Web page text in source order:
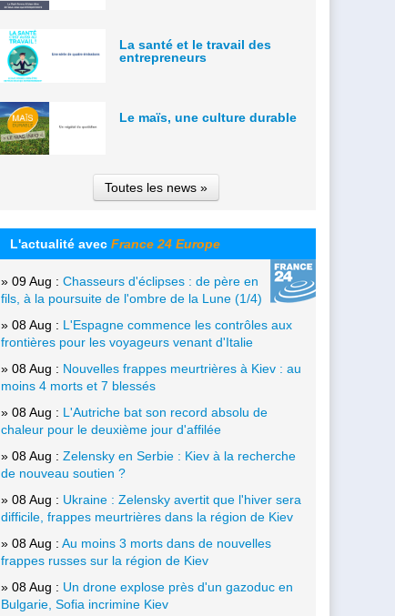
La santé et le travail des
entrepreneurs
Le maïs, une culture durable
Toutes les news »
L'actualité avec France 24 Europe
» 09 Aug : Chasseurs d'éclipses : de père en
fils, à la poursuite de l'ombre de la Lune (1/4)
» 08 Aug : L'Espagne commence les contrôles aux
frontières pour les voyageurs venant d'Italie
» 08 Aug : Nouvelles frappes meurtrières à Kiev : au
moins 4 morts et 7 blessés
» 08 Aug : L'Autriche bat son record absolu de
chaleur pour le deuxième jour d'affilée
» 08 Aug : Zelensky en Serbie : Kiev à la recherche
de nouveau soutien ?
» 08 Aug : Ukraine : Zelensky avertit que l'hiver sera
difficile, frappes meurtrières dans la région de Kiev
» 08 Aug : Au moins 3 morts dans de nouvelles
frappes russes sur la région de Kiev
» 08 Aug : Un drone explose près d'un gazoduc en
Bulgarie, Sofia incrimine Kiev